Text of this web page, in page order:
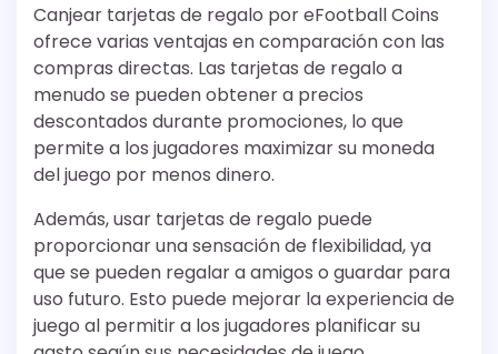
Canjear tarjetas de regalo por eFootball Coins
ofrece varias ventajas en comparación con las
compras directas. Las tarjetas de regalo a
menudo se pueden obtener a precios
descontados durante promociones, lo que
permite a los jugadores maximizar su moneda
del juego por menos dinero.
Además, usar tarjetas de regalo puede
proporcionar una sensación de flexibilidad, ya
que se pueden regalar a amigos o guardar para
uso futuro. Esto puede mejorar la experiencia de
juego al permitir a los jugadores planificar su